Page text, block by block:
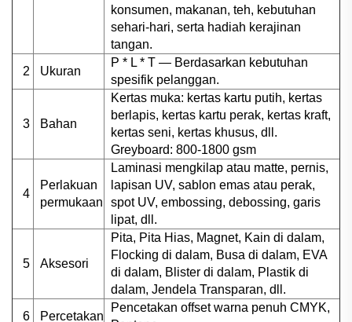
konsumen, makanan, teh, kebutuhan
sehari-hari, serta hadiah kerajinan
tangan.
2
Ukuran
P * L * T — Berdasarkan kebutuhan
spesifik pelanggan.
3 Bahan
Kertas muka: kertas kartu putih, kertas
berlapis, kertas kartu perak, kertas kraft,
kertas seni, kertas khusus, dll.
Greyboard: 800-1800 gsm
4
Perlakuan
permukaan
Laminasi mengkilap atau matte, pernis,
lapisan UV, sablon emas atau perak,
spot UV, embossing, debossing, garis
lipat, dll.
5 Aksesori
Pita, Pita Hias, Magnet, Kain di dalam,
Flocking di dalam, Busa di dalam, EVA
di dalam, Blister di dalam, Plastik di
dalam, Jendela Transparan, dll.
6
Percetakan
Pencetakan offset warna penuh CMYK,